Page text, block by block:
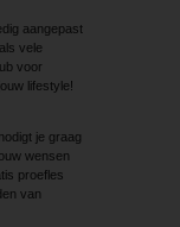
aangepast
vele
voor
lifestyle!
je graag
wensen
proefles
van